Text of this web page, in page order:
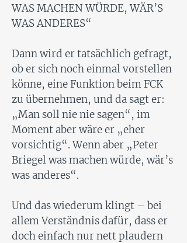
WAS MACHEN WÜRDE, WÄR’S
WAS ANDERES“
Dann wird er tatsächlich gefragt,
ob er sich noch einmal vorstellen
könne, eine Funktion beim FCK
zu übernehmen, und da sagt er:
„Man soll nie nie sagen“, im
Moment aber wäre er „eher
vorsichtig“. Wenn aber „Peter
Briegel was machen würde, wär’s
was anderes“.
Und das wiederum klingt – bei
allem Verständnis dafür, dass er
doch einfach nur nett plaudern